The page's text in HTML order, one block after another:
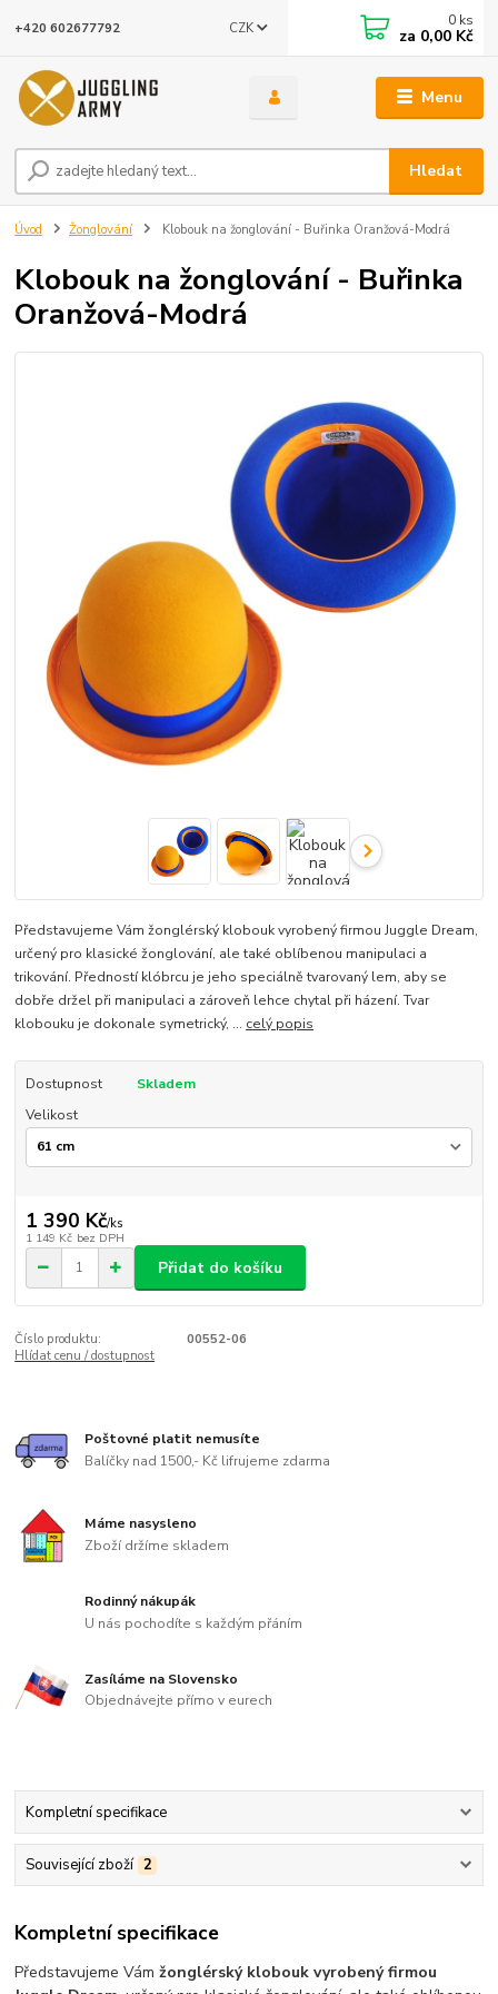
Menu
CZK
Hledat
+420 602677792 0 ks
za 0,00 Kč
Úvod Žonglování Klobouk na žonglování - Buřinka Oranžová-Modrá
Klobouk na žonglování - Buřinka
Oranžová-Modrá
Představujeme Vám žonglérský klobouk vyrobený firmou Juggle Dream,
určený pro klasické žonglování, ale také oblíbenou manipulaci a
trikování. Předností klóbrcu je jeho speciálně tvarovaný lem, aby se
dobře držel při manipulaci a zároveň lehce chytal při házení. Tvar
klobouku je dokonale symetrický, ... celý popis
Dostupnost
Skladem
Velikost
1 390 Kč/ks
1 149 Kč bez DPH
Přidat do košíku
Číslo produktu:
00552-06
Hlídat cenu / dostupnost
Poštovné platit nemusíte
Balíčky nad 1500,- Kč lifrujeme zdarma
Máme nasysleno
Zboží držíme skladem
Rodinný nákupák
U nás pochodíte s každým přáním
Zasíláme na Slovensko
Objednávejte přímo v eurech
Kompletní specifikace
Související zboží 2
Kompletní specifikace
Představujeme Vámžonglérský klobouk vyrobený firmou